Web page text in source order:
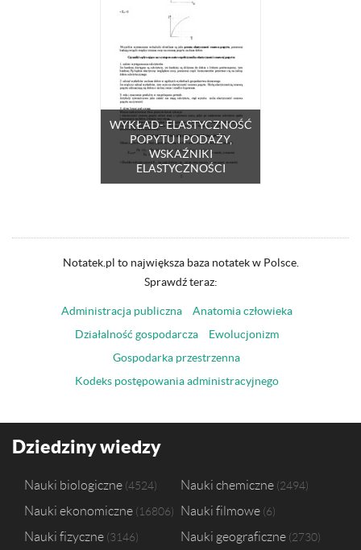
WYKŁAD- ELASTYCZNOŚĆ
POPYTU I PODAŻY,
WSKAŹNIKI
ELASTYCZNOŚCI
Notatek.pl to największa baza notatek w Polsce.
Sprawdź teraz:
Administracja publiczna
Anatomia człowieka
Działalność gospodarcza
Ewolucjonizm
Gospodarka przestrzenna
Kodeks postępowania administracyjnego
Dziedziny wiedzy
Nauki biologiczne 4524 Nauki chemiczne 2494
Nauki ekonomiczne 16806 Nauki filmowe 6
Nauki fizyczne 3146 Nauki geograficzne 2730